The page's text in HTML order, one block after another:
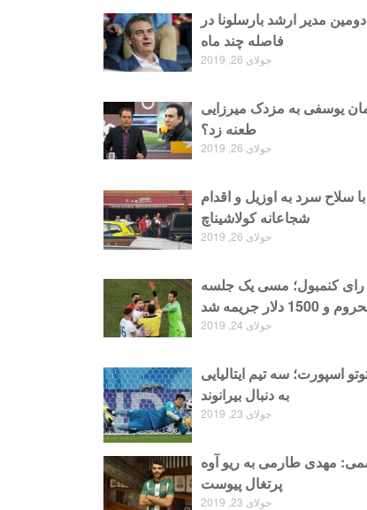
مدیر ارشد بارسلونا در
فاصله چند ماه
جولای 26, 2019
یوسفی به مزدک میرزایی
طعنه زد؟
جولای 26, 2019
سلاح سرد به اوزیل و اقدام
شجاعانه کولاشیناچ
جولای 26, 2019
رای کنمبول؛ مسی یک جلسه
و 1500 دلار جریمه شد
جولای 24, 2019
اسپورت؛ سه تیم ایتالیایی
به دنبال بیرانوند
جولای 23, 2019
مهدی طارمی به ریو آوه
پرتغال پیوست
جولای 23, 2019